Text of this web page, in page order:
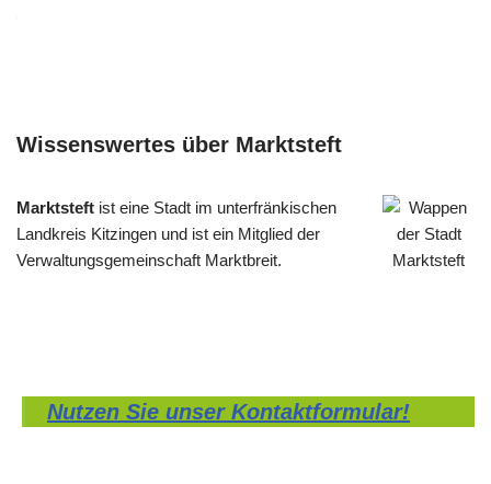
Wissenswertes über Marktsteft
Marktsteft ist eine Stadt im unterfränkischen
Landkreis Kitzingen und ist ein Mitglied der
Verwaltungsgemeinschaft Marktbreit.
Nutzen Sie unser Kontaktformular!